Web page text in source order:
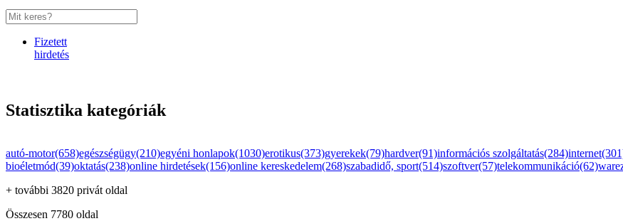
Fizetett
hirdetés
Statisztika kategóriák
autó-motor(658)egészségügy(210)egyéni honlapok(1030)erotikus(373)gyerekek(79)hardver(91)információs szolgáltatás(284)
bioéletmód(39)oktatás(238)online hirdetések(156)online kereskedelem(268)szabadidő, sport(514)szoftver(57)telekommunikáció(62)
+ további 3820 privát oldal
Összesen 7780 oldal